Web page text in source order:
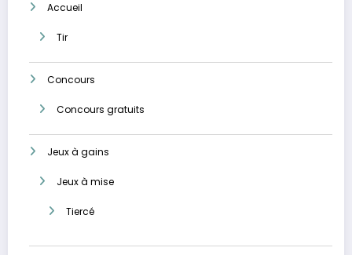
Accueil
Tir
Concours
Concours gratuits
Jeux à gains
Jeux à mise
Tiercé